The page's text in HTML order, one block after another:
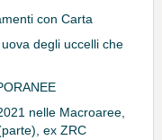
con Carta
degli uccelli che
nelle Macroaree,
ex ZRC